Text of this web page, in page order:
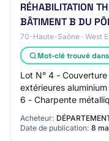
RÉHABILITATION
BÂTIMENT B DU
70-Haute-Saône · West
Mot-clé trouvé
Lot N° 4 -
extérieures
6 - Charpente
peinture Lot N° 8 -
Acheteur:
Date de publication: 8